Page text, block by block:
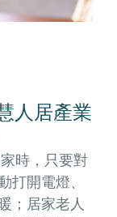
人居產業
時，只要對
打開電燈、
；居家老人